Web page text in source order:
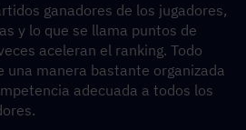
ganadores de los jugadores,
y lo que se llama puntos de
aceleran el ranking. Todo
una manera bastante organizada
adecuada a todos los